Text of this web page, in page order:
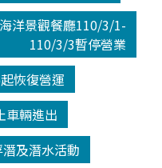
洋景觀餐廳110/3/1-
110/3/3暫停營業
恢復營運
車輛進出
及潛水活動